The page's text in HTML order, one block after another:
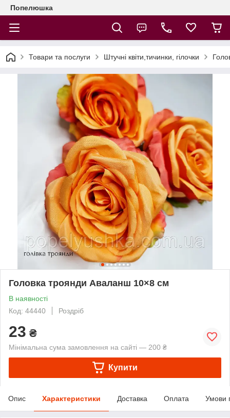
Попелюшка
Товари та послуги Штучні квіти,тичинки, гілочки
Головка троянди Аваланш 10×8 см
В наявності
Код: 44440
Роздріб
23 ₴
Мінімальна сума замовлення на сайті — 200 ₴
Купити
Опис Характеристики Доставка Оплата Умови